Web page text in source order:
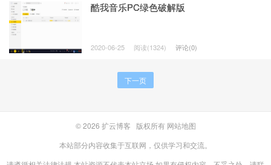
酷我音乐PC绿色破解版
2020-06-25 阅读(1324) 评论(0)
下一页
© 2026 扩云博客 版权所有 网站地图
本站部分内容收集于互联网，仅供学习和交流。